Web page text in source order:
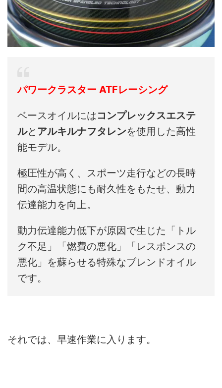
パワークラスター ATFレーシング
ベースオイルには コンプレックスエステ
ルと アルキルナフタレンを使用した高性
能モデル。
極圧性が高く、スポーツ走行などの長時
間の高温状態にも耐久性をもたせ、動力
伝達能力を向上。
動力伝達能力低下が原因で生じた「トル
ク不足」「燃費の悪化」「レスポンスの
悪化」を蘇らせる特殊なブレンドオイル
です。
それでは、早速作業に入ります。